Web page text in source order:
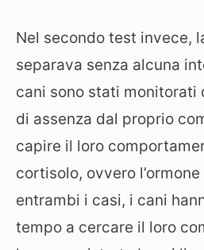
Nel secondo test invece,
separava senza alcuna
cani sono stati monitorati
di assenza dal proprio
capire il loro
cortisolo, ovvero
entrambi i casi, i cani
tempo a cercare il loro